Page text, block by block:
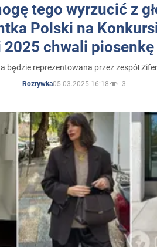
tego wyrzucić z
Polski na
2025 chwali
będzie reprezentowana przez zespół
Rozrywka05.03.2025 16:18 3